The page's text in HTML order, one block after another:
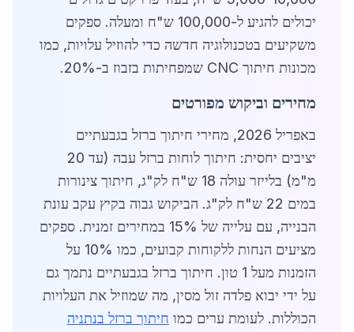
יכולים להגיע ל-100,000 ש"ח ומעלה. ספקים
משקיעים בטכנולוגיה חדשה כדי להוזיל עלויות, כמו
מכונות חיתוך CNC שמפחיתות בזבוז ב-20%.
מחירים וביקוש מפורטים
באפריל 2026, מחירי חיתוך ברזל בגבעתיים
יציבים יחסית: חיתוך לוחות ברזל עבה (עד 20
מ"מ) בלייזר עולה 18 ש"ח לק"ג, חיתוך צינורות
במים 22 ש"ח לק"ג. הביקוש גבוה בקיץ עקב עונת
הבנייה, עם עלייה של 15% במחירים זמנית. ספקים
מציעים הנחות ללקוחות קבועים, כמו 10% על
הזמנות מעל 1 טון. חיתוך ברזל בגבעתיים נתמך גם
על ידי יבוא פלדה זול מסין, מה שמוזיל את העלויות
הכוללות. לעומת ערים כמו חיתוך ברזל בנתניה